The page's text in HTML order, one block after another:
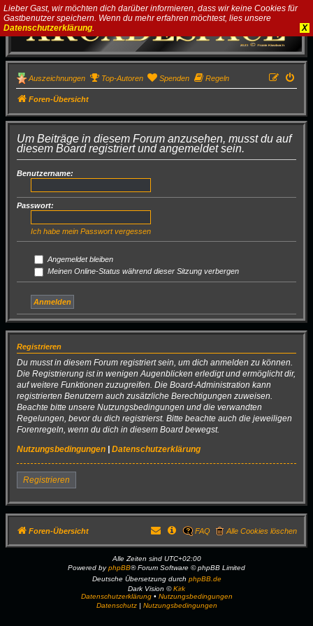
Lieber Gast, wir möchten dich darüber informieren, dass wir keine Cookies für
Gastbenutzer speichern. Wenn du mehr erfahren möchtest, lies unsere
Datenschutzerklärung. X
Auszeichnungen Top-Autoren Spenden Regeln
Foren-Übersicht
Um Beiträge in diesem Forum anzusehen, musst du auf
diesem Board registriert und angemeldet sein.
Benutzername:
Passwort:
Ich habe mein Passwort vergessen
Angemeldet bleiben
Meinen Online-Status während dieser Sitzung verbergen
Registrieren
Du musst in diesem Forum registriert sein, um dich anmelden zu können.
Die Registrierung ist in wenigen Augenblicken erledigt und ermöglicht dir,
auf weitere Funktionen zuzugreifen. Die Board-Administration kann
registrierten Benutzern auch zusätzliche Berechtigungen zuweisen.
Beachte bitte unsere Nutzungsbedingungen und die verwandten
Regelungen, bevor du dich registrierst. Bitte beachte auch die jeweiligen
Forenregeln, wenn du dich in diesem Board bewegst.
Nutzungsbedingungen
Datenschutzerklärung
Registrieren
Foren-Übersicht Alle Cookies löschen
FAQ
Alle Zeiten sind UTC+02:00
Powered byphpBB® Forum Software © phpBB Limited
Deutsche Übersetzung durch phpBB.de
Dark Vision ©Kirk
Datenschutzerklärung• Nutzungsbedingungen
Datenschutz| Nutzungsbedingungen